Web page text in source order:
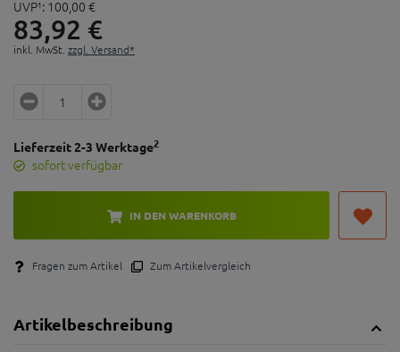
UVP¹: 100, 00 €
83,92 €
inkl. MwSt. zzgl. Versand*
Lieferzeit 2-3 Werktage2
sofort verfügbar
IN DEN WARENKORB
Fragen zum Artikel Zum Artikelvergleich
Artikelbeschreibung